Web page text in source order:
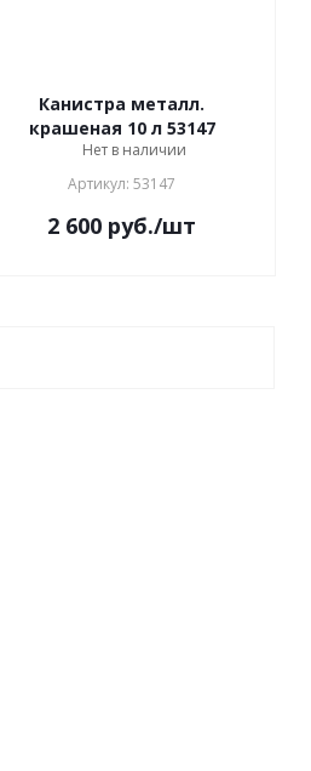
Канистра металл.
крашеная 10 л 53147
Нет в наличии
Артикул: 53147
2 600 руб./шт